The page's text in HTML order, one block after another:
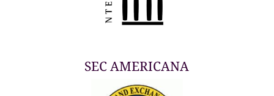
SEC AMERICANA